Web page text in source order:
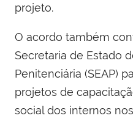
projeto.
O acordo também
Secretaria de Estado
Penitenciária (SEAP)
projetos de
social dos internos